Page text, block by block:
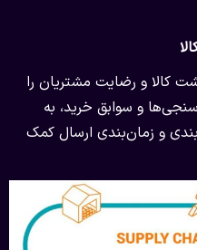
کالا و رضایت مشتریان را
و سوابق خرید، به
و زمان‌بندی ارسال کمک